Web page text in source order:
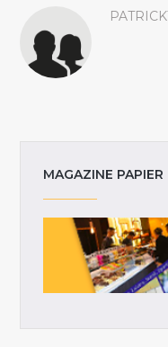
MAGAZINE PAPIER